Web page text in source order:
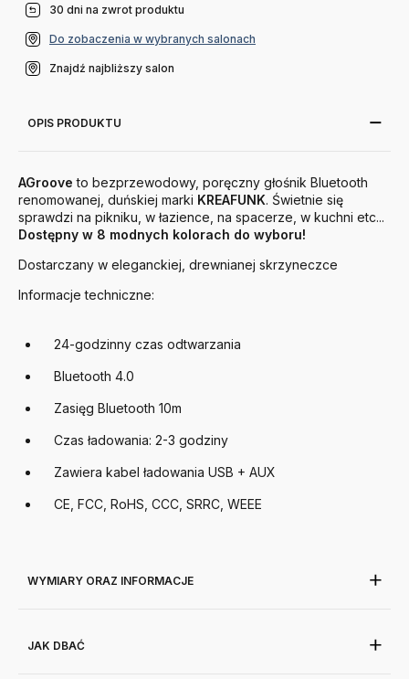
30 dni na zwrot produktu
Do zobaczenia w wybranych salonach
Znajdź najbliższy salon
OPIS PRODUKTU
AGroove to bezprzewodowy, poręczny głośnik Bluetooth
renomowanej, duńskiej marki KREAFUNK. Świetnie się
sprawdzi na pikniku, w łazience, na spacerze, w kuchni etc...
Dostępny w 8 modnych kolorach do wyboru!
Dostarczany w eleganckiej, drewnianej skrzyneczce
Informacje techniczne:
24-godzinny czas odtwarzania
Bluetooth 4.0
Zasięg Bluetooth 10m
Czas ładowania: 2-3 godziny
Zawiera kabel ładowania USB + AUX
CE, FCC, RoHS, CCC, SRRC, WEEE
WYMIARY ORAZ INFORMACJE
JAK DBAĆ